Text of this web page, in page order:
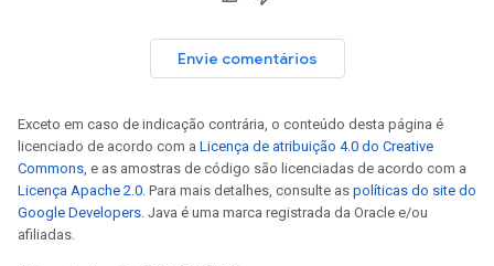
Envie comentários
Exceto em caso de indicação contrária, o conteúdo desta página é
licenciado de acordo com a Licença de atribuição 4.0 do Creative
Commons, e as amostras de código são licenciadas de acordo com a
Licença Apache 2.0. Para mais detalhes, consulte as políticas do site do
Google Developers. Java é uma marca registrada da Oracle e/ou
afiliadas.